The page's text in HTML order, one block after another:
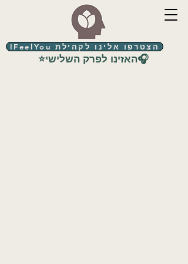
הצטרפו אלינו לקהילת IFeelYou
⭐האזינו לפרק השלישי🎧